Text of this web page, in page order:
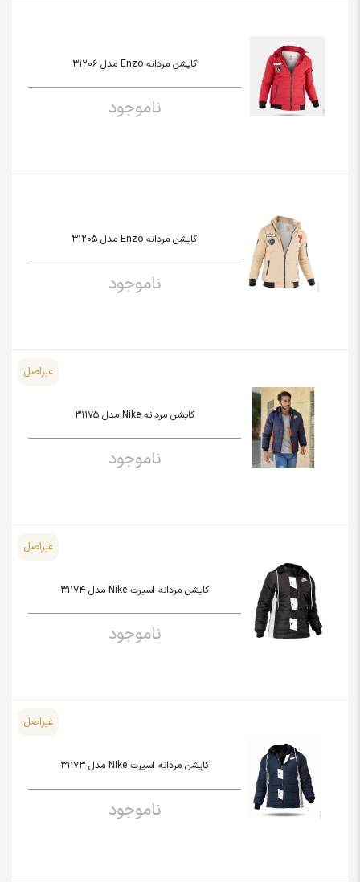
کاپشن مردانه Enzo مدل 31206
ناموجود
کاپشن مردانه Enzo مدل 31205
ناموجود
غیراصل
کاپشن مردانه Nike مدل 31175
ناموجود
غیراصل
کاپشن مردانه اسپرت Nike مدل 31174
ناموجود
غیراصل
کاپشن مردانه اسپرت Nike مدل 31173
ناموجود